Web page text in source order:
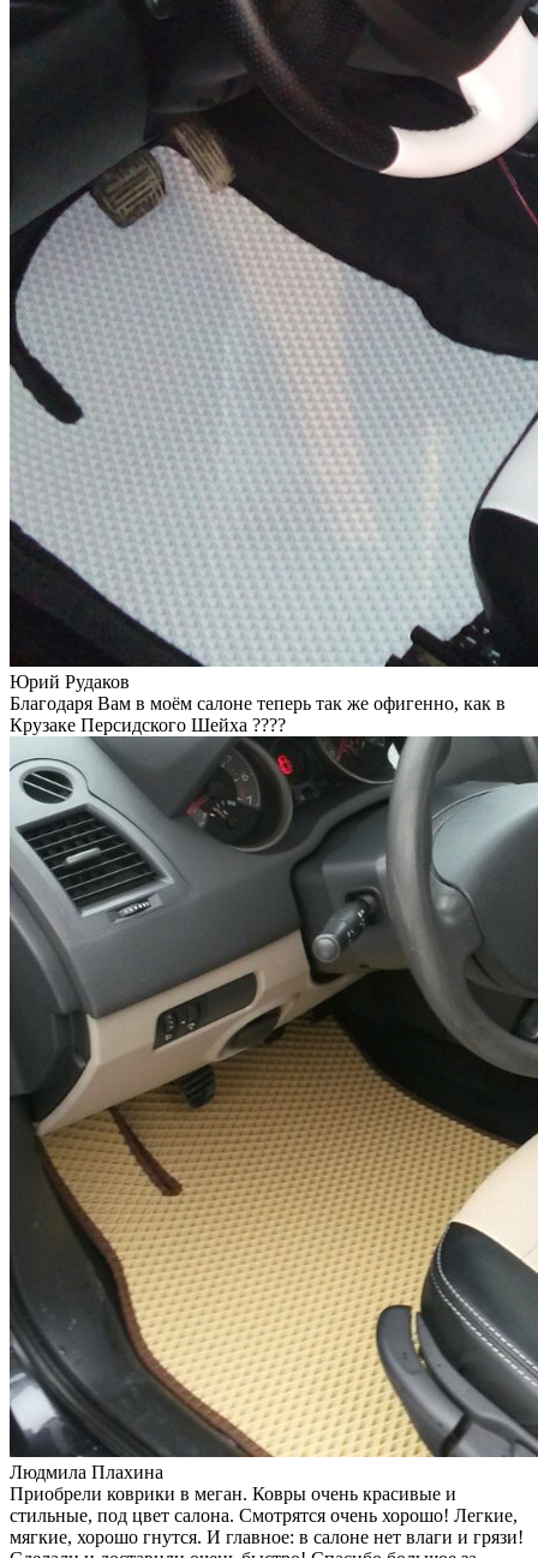
Юрий Рудаков
Благодаря Вам в моём салоне теперь так же офигенно, как в
Крузаке Персидского Шейха ????
Людмила Плахина
Приобрели коврики в меган. Ковры очень красивые и
стильные, под цвет салона. Смотрятся очень хорошо! Легкие,
мягкие, хорошо гнутся. И главное: в салоне нет влаги и грязи!